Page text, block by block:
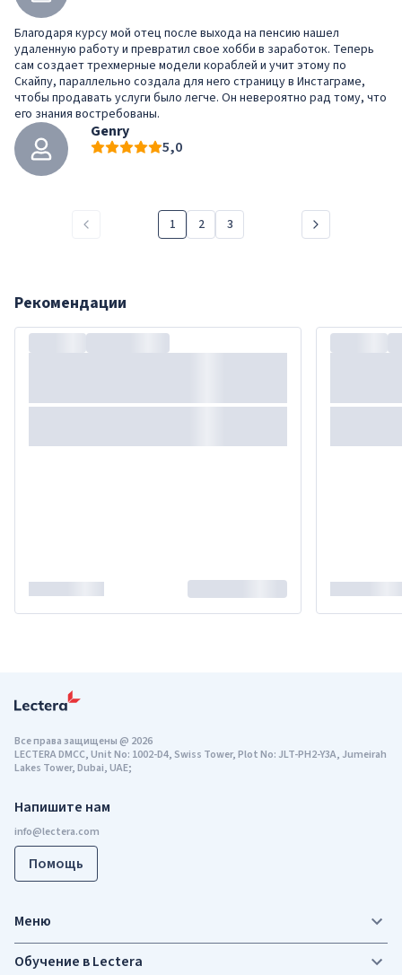
Благодаря курсу мой отец после выхода на пенсию нашел
удаленную работу и превратил свое хобби в заработок. Теперь
сам создает трехмерные модели кораблей и учит этому по
Скайпу, параллельно создала для него страницу в Инстаграме,
чтобы продавать услуги было легче. Он невероятно рад тому, что
его знания востребованы.
Genry
5,0
1 2 3
Рекомендации
Напишите нам
Помощь
Все права защищены@ 2026
LECTERA DMCC, Unit No: 1002-D4, Swiss Tower, Plot No: JLT-PH2-Y3A, Jumeirah
Lakes Tower, Dubai, UAE;
Меню
Обучение в Lectera